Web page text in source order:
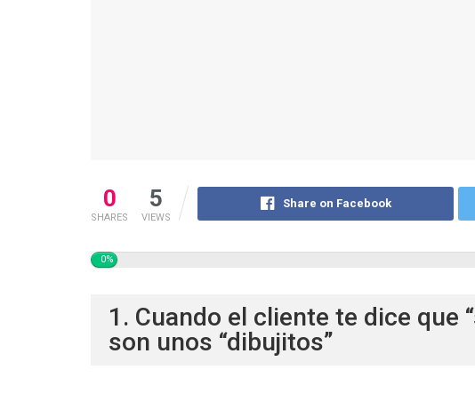
0
SHARES
5
VIEWS
Share on Facebook
0%
1. Cuando el cliente te dice que
son unos “dibujitos”